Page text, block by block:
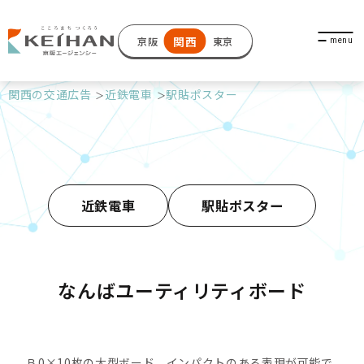
京阪 関西 東京
関西の交通広告 近鉄電車 駅貼ポスター
近鉄電車 駅貼ポスター
なんばユーティリティボード